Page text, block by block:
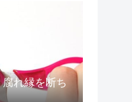
れ縁を断ち